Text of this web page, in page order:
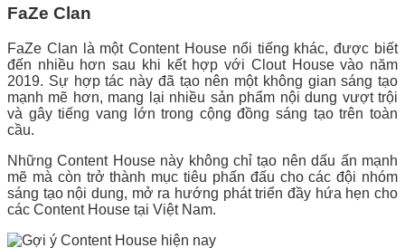
FaZe Clan
FaZe Clan là một Content House nổi tiếng khác, được biết
đến nhiều hơn sau khi kết hợp với Clout House vào năm
2019. Sự hợp tác này đã tạo nên một không gian sáng tạo
mạnh mẽ hơn, mang lại nhiều sản phẩm nội dung vượt trội
và gây tiếng vang lớn trong cộng đồng sáng tạo trên toàn
cầu.
Những Content House này không chỉ tạo nên dấu ấn mạnh
mẽ mà còn trở thành mục tiêu phấn đấu cho các đội nhóm
sáng tạo nội dung, mở ra hướng phát triển đầy hứa hẹn cho
các Content House tại Việt Nam.